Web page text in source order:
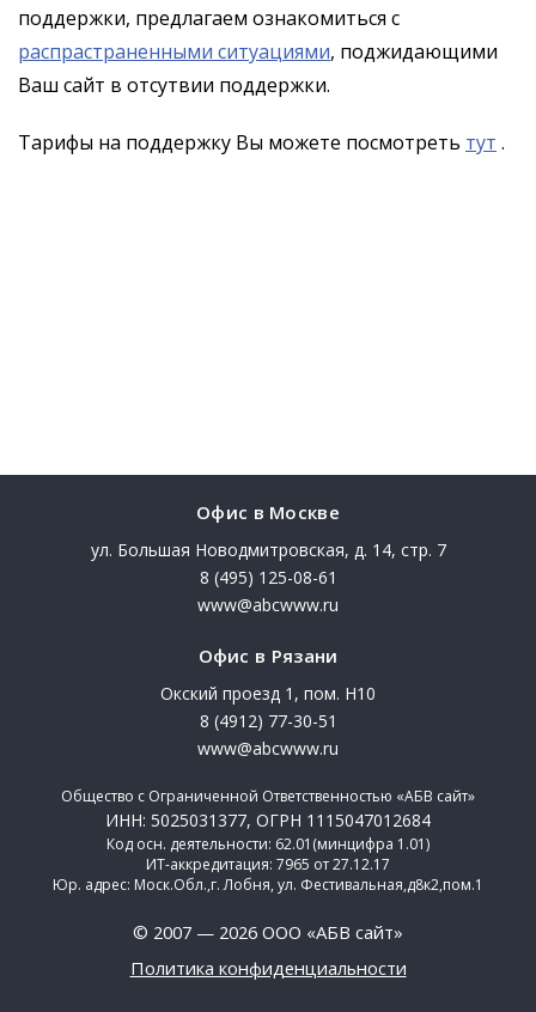
поддержки, предлагаем ознакомиться с
распрастраненными ситуациями, поджидающими
Ваш сайт в отсутвии поддержки.
Тарифы на поддержку Вы можете посмотреть тут .
Офис в Москве
ул. Большая Новодмитровская, д. 14, стр. 7
8 (495) 125-08-61
www@abcwww.ru
Офис в Рязани
Окский проезд 1, пом. Н10
8 (4912) 77-30-51
www@abcwww.ru
Общество с Ограниченной Ответственностью «АБВ сайт»
ИНН: 5025031377, ОГРН 1115047012684
Код осн. деятельности: 62.01(минцифра 1.01)
ИТ-аккредитация: 7965 от 27.12.17
Юр. адрес: Моск.Обл.,г. Лобня, ул. Фестивальная,д8к2,пом.1
© 2007 — 2026 ООО «АБВ сайт»
Политика конфиденциальности